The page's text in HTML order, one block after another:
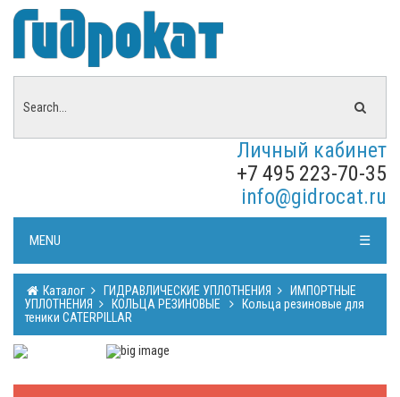
Личный кабинет
+7 495 223-70-35
info@gidrocat.ru
MENU ☰
Каталог ГИДРАВЛИЧЕСКИЕ УПЛОТНЕНИЯ
ИМПОРТНЫЕ
УПЛОТНЕНИЯ
КОЛЬЦА РЕЗИНОВЫЕ
Кольца резиновые для
теники CATERPILLAR